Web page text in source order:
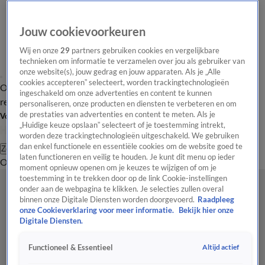
Overzicht Laatste nieuws Regionieuws Het beste van Hart
Tip de
redactie
Volg Hart van Nederland
Zoeken
OverzichtRegioUitzendingenWeerTip de redactiePanelVideo's
Jouw cookievoorkeuren
Wij en onze29 partners gebruiken cookies en vergelijkbare
technieken om informatie te verzamelen over jou als gebruiker van
onze website(s), jouw gedrag en jouw apparaten. Als je „Alle
cookies accepteren” selecteert, worden trackingtechnologieën
ingeschakeld om onze advertenties en content te kunnen
personaliseren, onze producten en diensten te verbeteren en om
de prestaties van advertenties en content te meten. Als je
„Huidige keuze opslaan” selecteert of je toestemming intrekt,
worden deze trackingtechnologieën uitgeschakeld. We gebruiken
dan enkel functionele en essentiële cookies om de website goed te
laten functioneren en veilig te houden. Je kunt dit menu op ieder
moment opnieuw openen om je keuzes te wijzigen of om je
toestemming in te trekken door op de link Cookie-instellingen
onder aan de webpagina te klikken. Je selecties zullen overal
binnen onze Digitale Diensten worden doorgevoerd. Raadpleeg
onze Cookieverklaring voor meer informatie.
Bekijk hier onze
Digitale Diensten.
Functioneel & Essentieel Altijd actief